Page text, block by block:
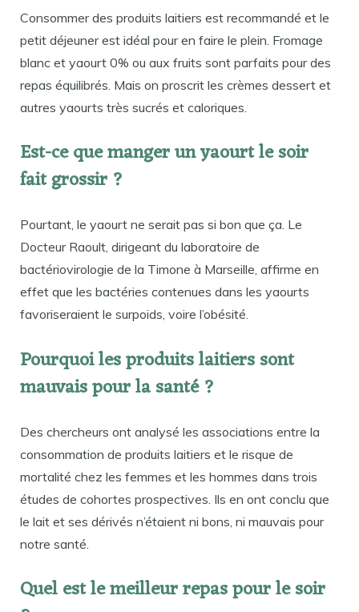
Consommer des produits laitiers est recommandé et le
petit déjeuner est idéal pour en faire le plein. Fromage
blanc et yaourt 0% ou aux fruits sont parfaits pour des
repas équilibrés. Mais on proscrit les crèmes dessert et
autres yaourts très sucrés et caloriques.
Est-ce que manger un yaourt le soir
fait grossir ?
Pourtant, le yaourt ne serait pas si bon que ça. Le
Docteur Raoult, dirigeant du laboratoire de
bactériovirologie de la Timone à Marseille, affirme en
effet que les bactéries contenues dans les yaourts
favoriseraient le surpoids, voire l’obésité.
Pourquoi les produits laitiers sont
mauvais pour la santé ?
Des chercheurs ont analysé les associations entre la
consommation de produits laitiers et le risque de
mortalité chez les femmes et les hommes dans trois
études de cohortes prospectives. Ils en ont conclu que
le lait et ses dérivés n’étaient ni bons, ni mauvais pour
notre santé.
Quel est le meilleur repas pour le soir